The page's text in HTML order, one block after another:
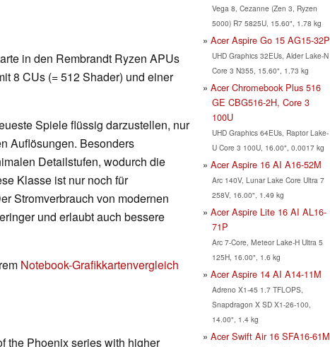
in den Rembrandt Ryzen APUs
8 CUs (= 512 Shader) und einer
Spiele flüssig darzustellen, nur
Auflösungen. Besonders
Detailstufen, wodurch die
Klasse ist nur noch für
Stromverbrauch von modernen
und erlaubt auch bessere
Notebook-Grafikkartenvergleich
the Phoenix series with higher
Vega 8, Cezanne (Zen 3, Ryzen
5000) R7 5825U, 15.60", 1.78 kg
Acer Aspire Go 15 AG15-32P
UHD Graphics 32EUs, Alder Lake-N
Core 3 N355, 15.60", 1.73 kg
Acer Chromebook Plus 516
GE CBG516-2H, Core 3
100U
UHD Graphics 64EUs, Raptor Lake-
U Core 3 100U, 16.00", 0.0017 kg
Acer Aspire 16 AI A16-52M
Arc 140V, Lunar Lake Core Ultra 7
258V, 16.00", 1.49 kg
Acer Aspire Lite 16 AI AL16-
71P
Arc 7-Core, Meteor Lake-H Ultra 5
125H, 16.00", 1.6 kg
Acer Aspire 14 AI A14-11M
Adreno X1-45 1.7 TFLOPS,
Snapdragon X SD X1-26-100,
14.00", 1.4 kg
Acer Swift Air 16 SFA16-61M